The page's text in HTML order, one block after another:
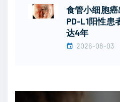
食管小细胞
PD-L1阳性患
达4年
2026-08-03